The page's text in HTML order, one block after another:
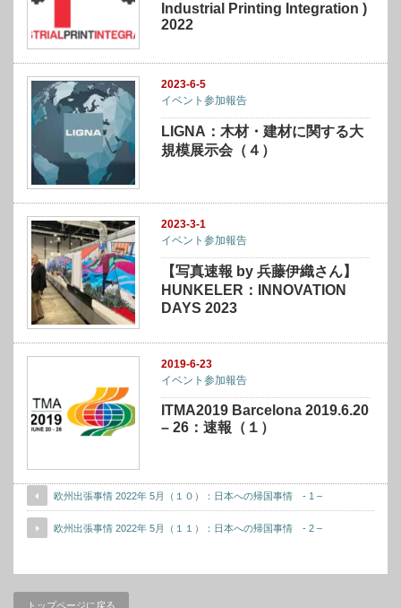
Industrial Printing Integration )
2022
2023-6-5
イベント参加報告
LIGNA：木材・建材に関する大
規模展示会（４）
2023-3-1
イベント参加報告
【写真速報 by 兵藤伊織さん】
HUNKELER：INNOVATION
DAYS 2023
2019-6-23
イベント参加報告
ITMA2019 Barcelona 2019.6.20
– 26：速報（１）
欧州出張事情 2022年 5月（１０）：日本への帰国事情 - 1 –
欧州出張事情 2022年 5月（１１）：日本への帰国事情 - 2 –
トップページに戻る